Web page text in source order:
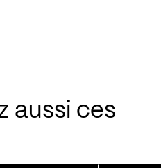
aussi ces